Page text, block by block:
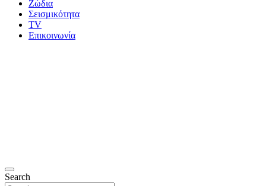
Ζώδια
Σεισμικότητα
TV
Επικοινωνία
Search